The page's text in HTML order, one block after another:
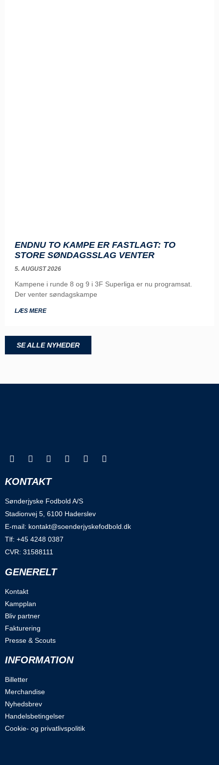
ENDNU TO KAMPE ER FASTLAGT: TO
STORE SØNDAGSSLAG VENTER
5. AUGUST 2026
Kampene i runde 8 og 9 i 3F Superliga er nu programsat.
Der venter søndagskampe
LÆS MERE
SE ALLE NYHEDER
KONTAKT
Sønderjyske Fodbold A/S
Stadionvej 5, 6100 Haderslev
E-mail: kontakt@soenderjyskefodbold.dk
Tlf: +45 4248 0387
CVR: 31588111
GENERELT
Kontakt
Kampplan
Bliv partner
Fakturering
Presse & Scouts
INFORMATION
Billetter
Merchandise
Nyhedsbrev
Handelsbetingelser
Cookie- og privatlivspolitik